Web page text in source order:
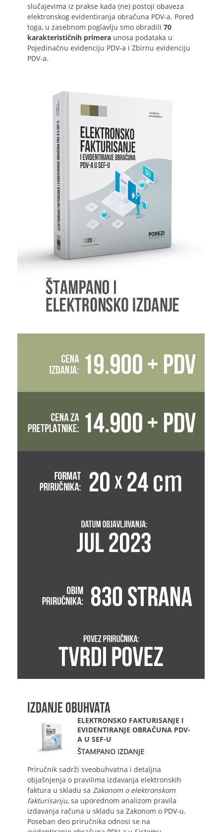
slučajevima iz prakse kada (ne) postoji obaveza
elektronskog evidentiranja obračuna PDV-a. Pored
toga, u zasebnom poglavlju smo obradili 70
karakterističnih primera unosa podataka u
Pojedinačnu evidenciju PDV-a i Zbirnu evidenciju
PDV-a.
IZDANJE OBUHVATA
ELEKTRONSKO FAKTURISANJE I
EVIDENTIRANJE OBRAČUNA PDV-
A U SEF-U
ŠTAMPANO IZDANJE
Priručnik sadrži sveobuhvatna i detaljna
objašnjenja o pravilima izdavanja elektronskih
faktura u skladu sa Zakonom o elektronskom
fakturisanju, sa uporednom analizom pravila
izdavanja računa u skladu sa Zakonom o PDV-u.
Poseban deo priručnika odnosi se na